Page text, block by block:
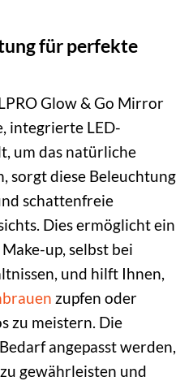
für perfekte
Glow & Go Mirror
integrierte LED-
um das natürliche
sorgt diese Beleuchtung
schattenfreie
Dies ermöglicht ein
up, selbst bei
und hilft Ihnen,
zupfen oder
zu meistern. Die
angepasst werden,
gewährleisten und